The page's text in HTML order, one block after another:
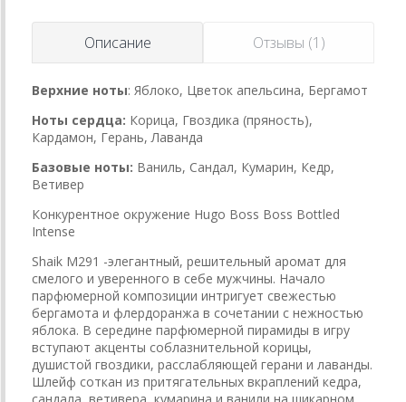
Описание Отзывы (1)
Верхние ноты: Яблоко, Цветок апельсина, Бергамот
Ноты сердца: Корица, Гвоздика (пряность),
Кардамон, Герань, Лаванда
Базовые ноты: Ваниль, Сандал, Кумарин, Кедр,
Ветивер
Конкурентное окружение Hugo Boss Boss Bottled
Intense
Shaik M291 -элегантный, решительный аромат для
смелого и уверенного в себе мужчины. Начало
парфюмерной композиции интригует свежестью
бергамота и флердоранжа в сочетании с нежностью
яблока. В середине парфюмерной пирамиды в игру
вступают акценты соблазнительной корицы,
душистой гвоздики, расслабляющей герани и лаванды.
Шлейф соткан из притягательных вкраплений кедра,
сандала, ветивера, кумарина и ванили на шикарном